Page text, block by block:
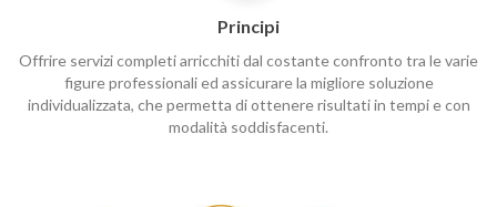
Principi
Offrire servizi completi arricchiti dal costante confronto tra le varie
figure professionali ed assicurare la migliore soluzione
individualizzata, che permetta di ottenere risultati in tempi e con
modalità soddisfacenti.